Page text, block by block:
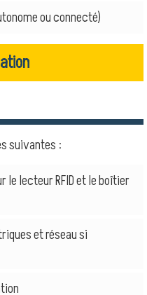
ou connecté)
suivantes :
le lecteur RFID et le boîtier
et réseau si